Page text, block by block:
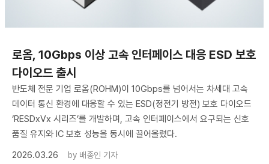
로옴, 10Gbps 이상 고속 인터페이스 대응 ESD 보호
다이오드 출시
반도체 전문 기업 로옴(ROHM)이 10Gbps를 넘어서는 차세대 고속
데이터 통신 환경에 대응할 수 있는 ESD(정전기 방전) 보호 다이오드
‘RESDxVx 시리즈’를 개발하며, 고속 인터페이스에서 요구되는 신호
품질 유지와 IC 보호 성능을 동시에 끌어올렸다.
2026.03.26
by 배종인 기자